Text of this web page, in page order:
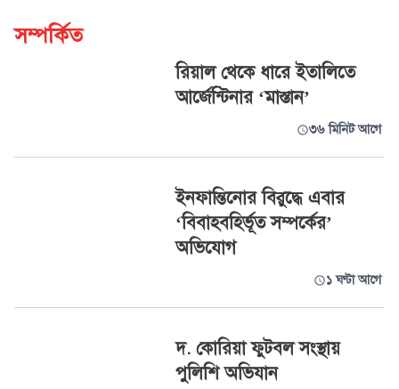
সম্পর্কিত
রিয়াল থেকে ধারে ইতালিতে
আর্জেন্টিনার ‘মাস্তান’
৩৬ মিনিট আগে
ইনফান্তিনোর বিরুদ্ধে এবার
‘বিবাহবহির্ভূত সম্পর্কের’
অভিযোগ
১ ঘণ্টা আগে
দ. কোরিয়া ফুটবল সংস্থায়
পুলিশি অভিযান